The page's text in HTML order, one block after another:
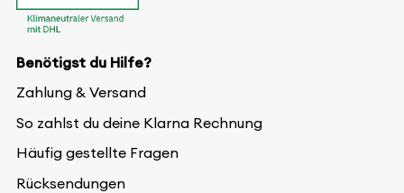
Benötigst du Hilfe?
Zahlung & Versand
So zahlst du deine Klarna Rechnung
Häufig gestellte Fragen
Rücksendungen